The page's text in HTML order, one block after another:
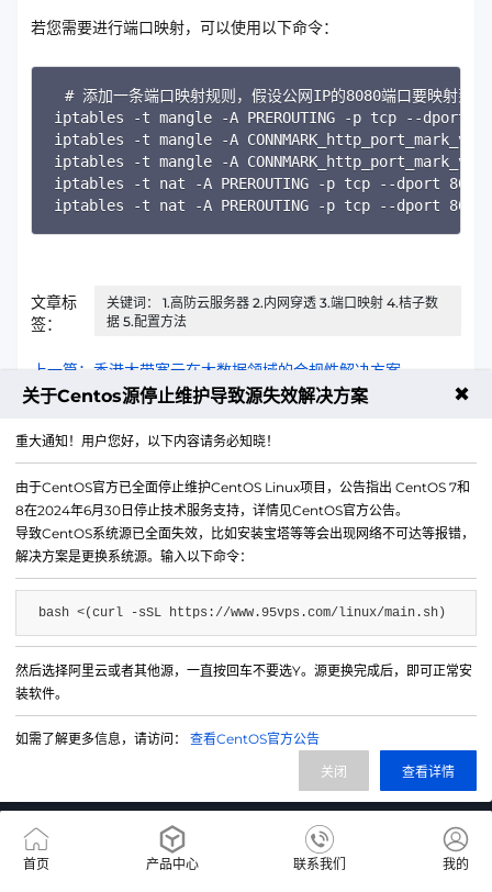
若您需要进行端口映射，可以使用以下命令：
# 添加一条端口映射规则，假设公网IP的8080端口要映射
iptables -t mangle -A PREROUTING -p tcp --dport 8080
iptables -t mangle -A
iptables -t mangle -A
iptables -t nat -A PREROUTING -p tcp --dport 8080
iptables -t nat -A PREROUTING -p tcp --dport
Copy
文章标
签：
关键词： 1.高防云服务器 2.内网穿透 3.端口映射 4.桔子数
据 5.配置方法
上一篇：香港大带宽云在大数据领域的合规性解决方案
微信公众号
IDC/ISP证号 B1-20214840
首页 产品中心 联系我们 我的
关于Centos源停止维护导致源失效解决方案 ✖
重大通知！用户您好，以下内容请务必知晓！
由于CentOS官方已全面停止维护CentOS Linux项目，公告指出 CentOS 7和
8在2024年6月30日停止技术服务支持，详情见CentOS官方公告。
导致CentOS系统源已全面失效，比如安装宝塔等等会出现网络不可达等报错，
解决方案是更换系统源。输入以下命令：
bash <(curl -sSL https://www.95vps.com/linux/main.sh)
然后选择阿里云或者其他源，一直按回车不要选Y。源更换完成后，即可正常安
装软件。
如需了解更多信息，请访问： 查看CentOS官方公告
查看详情
关闭